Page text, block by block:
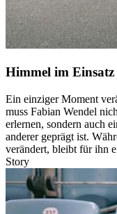
Himmel im Einsatz
Ein einziger Moment
muss Fabian Wendel
erlernen, sondern auch
anderer geprägt ist.
verändert, bleibt für ihn
Story